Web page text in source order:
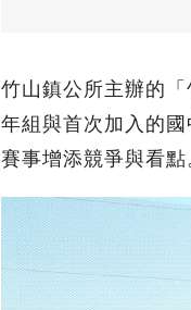
竹山鎮公所主辦的
年組與首次加入的
賽事增添競爭與看點